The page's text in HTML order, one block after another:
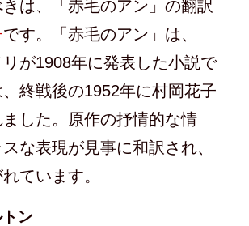
は、「赤毛のアン」の翻訳
です。「赤毛のアン」は、
が1908年に発表した小説で
終戦後の1952年に村岡花子
した。原作の抒情的な情
な表現が見事に和訳され、
ています。
ン